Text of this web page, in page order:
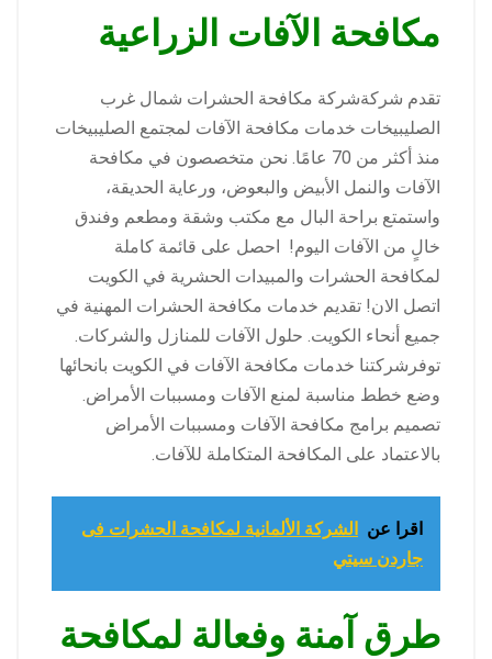
مكافحة الآفات الزراعية
تقدم شركةشركة مكافحة الحشرات شمال غرب
الصليبيخات خدمات مكافحة الآفات لمجتمع الصليبيخات
منذ أكثر من 70 عامًا. نحن متخصصون في مكافحة
الآفات والنمل الأبيض والبعوض، ورعاية الحديقة،
واستمتع براحة البال مع مكتب وشقة ومطعم وفندق
خالٍ من الآفات اليوم! احصل على قائمة كاملة
لمكافحة الحشرات والمبيدات الحشرية في الكويت
اتصل الان! تقديم خدمات مكافحة الحشرات المهنية في
جميع أنحاء الكويت. حلول الآفات للمنازل والشركات.
توفرشركتنا خدمات مكافحة الآفات في الكويت بانحائها
وضع خطط مناسبة لمنع الآفات ومسببات الأمراض.
تصميم برامج مكافحة الآفات ومسببات الأمراض
بالاعتماد على المكافحة المتكاملة للآفات.
اقرا عن الشركة الألمانية لمكافحة الحشرات فى
جاردن سيتي
طرق آمنة وفعالة لمكافحة